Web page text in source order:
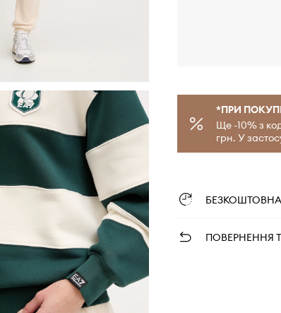
*ПРИ
Ще -10% з
грн. У
ПОВЕРНЕННЯ